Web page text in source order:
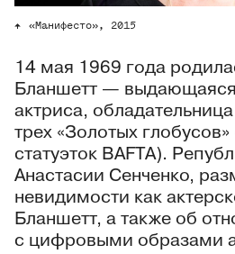
«Манифесто», 2015
14 мая 1969 года
Бланшетт — выдающаяся
актриса,
трех «Золотых
статуэток BAFTA).
Анастасии Сенченко,
невидимости как
Бланшетт, а также об
с цифровыми образами